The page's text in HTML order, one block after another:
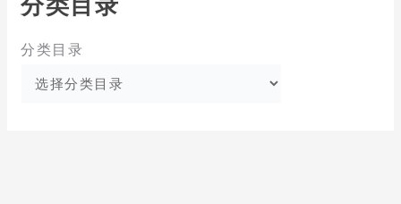
分类目录